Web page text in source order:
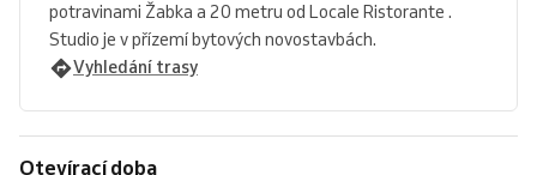
potravinami Žabka a 20 metru od Locale Ristorante .
Studio je v přízemí bytových novostavbách.
Vyhledání trasy
Otevírací doba